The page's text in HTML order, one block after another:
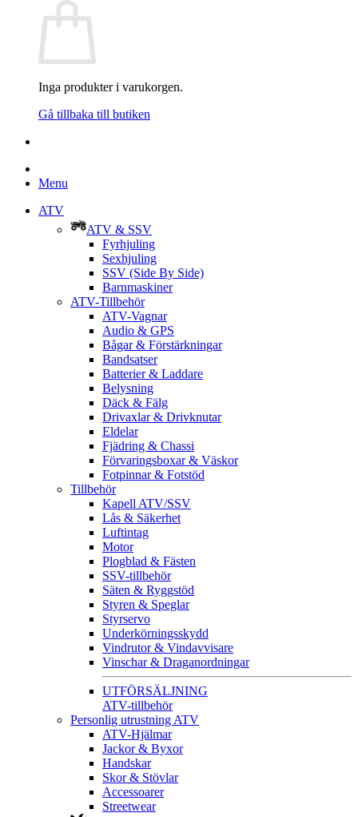
Inga produkter i varukorgen.
Gå tillbaka till butiken
Menu
ATV
ATV & SSV
Fyrhjuling
Sexhjuling
SSV (Side By Side)
Barnmaskiner
ATV-Tillbehör
ATV-Vagnar
Audio & GPS
Bågar & Förstärkningar
Bandsatser
Batterier & Laddare
Belysning
Däck & Fälg
Drivaxlar & Drivknutar
Eldelar
Fjädring & Chassi
Förvaringsboxar & Väskor
Fotpinnar & Fotstöd
Tillbehör
Kapell ATV/SSV
Lås & Säkerhet
Luftintag
Motor
Plogblad & Fästen
SSV-tillbehör
Säten & Ryggstöd
Styren & Speglar
Styrservo
Underkörningsskydd
Vindrutor & Vindavvisare
Vinschar & Draganordningar
UTFÖRSÄLJNING
ATV-tillbehör
Personlig utrustning ATV
ATV-Hjälmar
Jackor & Byxor
Handskar
Skor & Stövlar
Accessoarer
Streetwear